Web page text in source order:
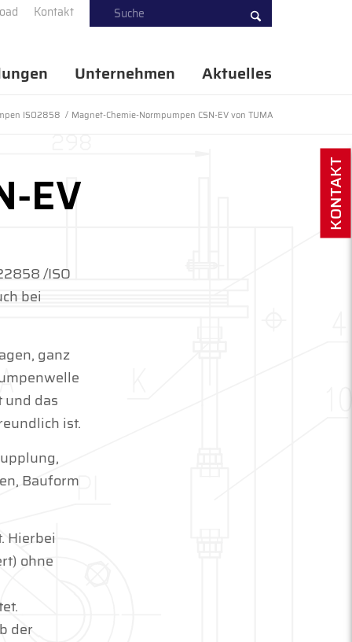
Kontakt
Unternehmen Aktuelles
ISO2858 / Magnet-Chemie-Normpumpen CSN-EV von TUMA
EV
/ISO
bei
ganz
das
ist.
Bauform
Hierbei
ohne
der
KONTAKT